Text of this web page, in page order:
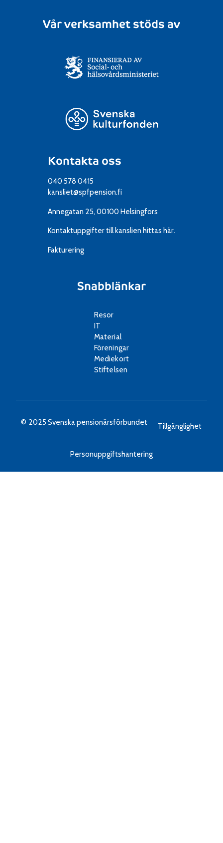
Kontakta oss
040 578 0415
kansliet@spfpension.fi
Annegatan 25, 00100 Helsingfors
Kontaktuppgifter till kanslien hittas här.
Fakturering
Snabblänkar
Resor
IT
Material
Föreningar
Mediekort
Stiftelsen
Vår verksamhet stöds av
© 2025 Svenska pensionärsförbundet Tillgänglighet
Personuppgiftshantering